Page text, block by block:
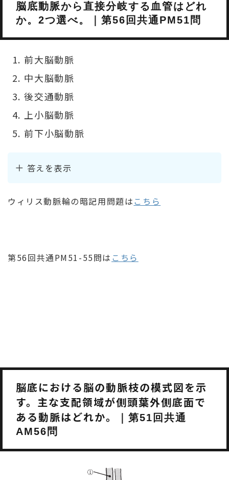
脳底動脈から直接分岐する血管はどれ
か。2つ選べ。｜第56回共通PM51問
前大脳動脈
中大脳動脈
後交通動脈
上小脳動脈
前下小脳動脈
答えを表示
ウィリス動脈輪の暗記用問題は こちら
第56回共通PM51-55問は こちら
脳底における脳の動脈枝の模式図を示
す。主な支配領域が側頭葉外側底面で
ある動脈はどれか。
｜第51回共通
AM56問